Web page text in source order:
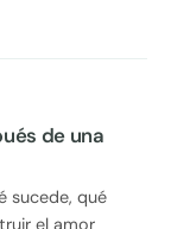
de una
sucede, qué
el amor